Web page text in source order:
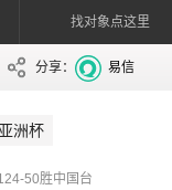
找对象点这里
分享： 易信
亚洲杯
50胜中国台